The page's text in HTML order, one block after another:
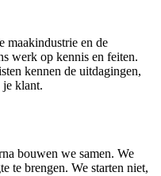
maakindustrie en de
werk op kennis en feiten.
kennen de uitdagingen,
je klant.
bouwen we samen. We
te brengen. We starten niet,